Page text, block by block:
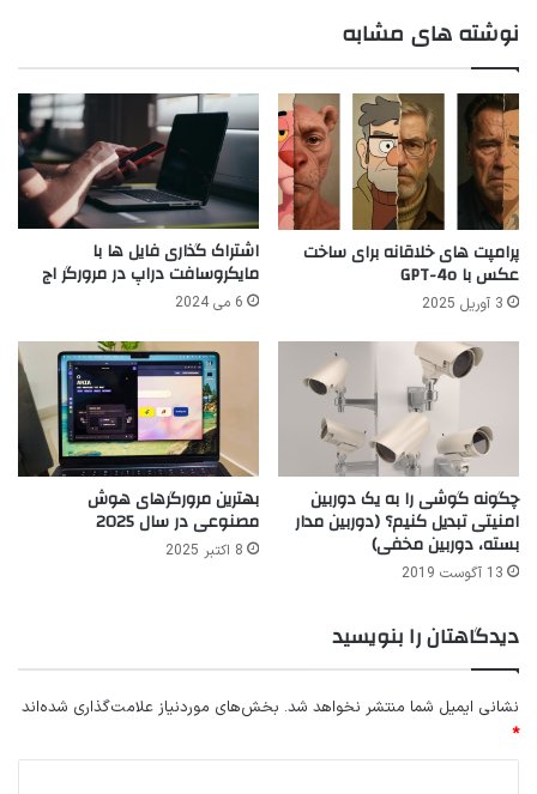
نوشته های مشابه
پرامپت های خلاقانه برای ساخت
عکس با GPT-4o
3 آوریل 2025
اشتراک گذاری فایل ها با
مایکروسافت دراپ در مرورگر اج
6 می 2024
چگونه گوشی را به یک دوربین
امنیتی تبدیل کنیم؟ (دوربین مدار
بسته، دوربین مخفی)
13 آگوست 2019
بهترین مرورگرهای هوش
مصنوعی در سال 2025
8 اکتبر 2025
دیدگاهتان را بنویسید
نشانی ایمیل شما منتشر نخواهد شد. بخش‌های موردنیاز علامت‌گذاری شده‌اند
*